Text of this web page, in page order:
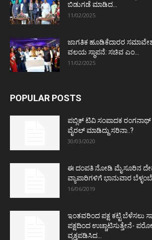
ಬಿಡುಗಡೆ ಮಾಡಿದ...
11/02/2025
ಜಾಗತಿಕ ಹೂಡಿಕೆದಾರರ
ವಲಯ ಸ್ಥಾಪನೆ: ಸಚಿವ ಎಂ...
11/02/2025
POPULAR POSTS
ಪಬ್ಲಿಕ್ ಟಿವಿ ಸಂಪಾದಕ
ವೈರಲ್ ಮಾಡಿದ್ದು ಸರಿನಾ..?
30/03/2020
ಈ ದಂಪತಿ ನೋಡಿ ಮೈಸೂರಿನ
ವ್ಯಾಪಾರಿಗಳಿಗೆ ಭಾನುವಾರ
16/06/2019
ಇಂತವರಿಂದ ಪಕ್ಷ ಕಟ್ಟಿ ಬೆಳೆಸಲು
ಪಕ್ಷದಿಂದ ಉಚ್ಚಾಟಿಸುತ್ತೇನೆ-
ವ್ಯಕ್ತಪಡಿಸಿದ...